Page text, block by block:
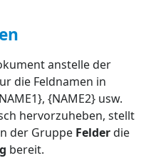
anstelle der
die Feldnamen in
{NAME2} usw.
hervorzuheben, stellt
der Gruppe Felderdie
bereit.